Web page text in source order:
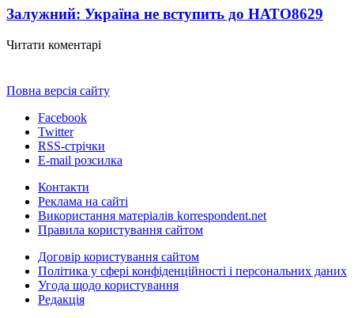
Залужний: Україна не вступить до НАТО8629
Читати коментарі
Повна версія сайту
Facebook
Twitter
RSS-стрічки
E-mail розсилка
Контакти
Реклама на сайті
Використання матеріалів korrespondent.net
Правила користування сайтом
Договір користування сайтом
Політика у сфері конфіденційності і персональних даних
Угода щодо користування
Редакція